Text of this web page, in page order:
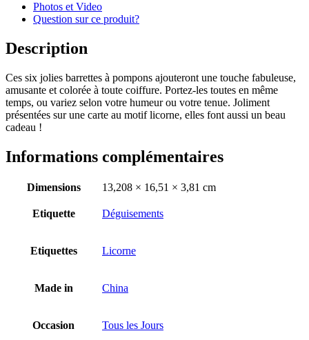
Photos et Video
Question sur ce produit?
Description
Ces six jolies barrettes à pompons ajouteront une touche fabuleuse,
amusante et colorée à toute coiffure. Portez-les toutes en même
temps, ou variez selon votre humeur ou votre tenue. Joliment
présentées sur une carte au motif licorne, elles font aussi un beau
cadeau !
Informations complémentaires
Dimensions 13,208 × 16,51 × 3,81 cm
Etiquette Déguisements
Etiquettes Licorne
Made in China
Occasion Tous les Jours